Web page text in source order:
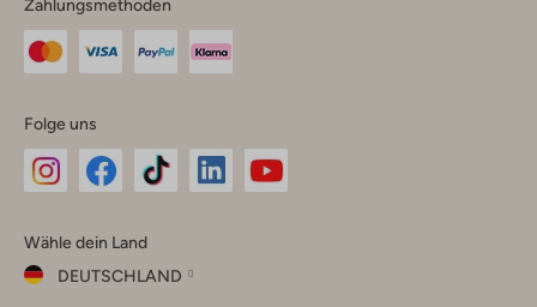
Zahlungsmethoden
Folge uns
Instagram
Facebook
TikTok
Wähle dein Land
DEUTSCHLAND